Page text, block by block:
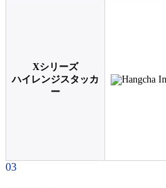
Xシリーズ
ハイレンジスタッカ
ー
03